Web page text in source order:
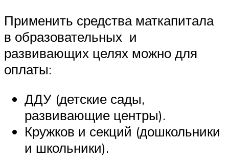
Применить средства маткапитала
в образовательных и
развивающих целях можно для
оплаты:
ДДУ (детские сады,
развивающие центры).
Кружков и секций (дошкольники
и школьники).